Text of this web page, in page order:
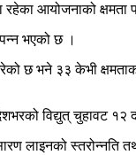
रहेका आयोजनाको
भएको छ ।
छ भने ३३ केभी
विद्युत् चुहावट
लाइनको स्तरोन्नति